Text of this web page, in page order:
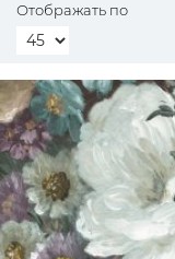
Отображать по